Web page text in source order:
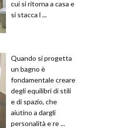
cui si ritorna a casa e
si stacca l ...
Quando si progetta
un bagno è
fondamentale creare
degli equilibri di stili
e di spazio, che
aiutino a dargli
personalità e re ...